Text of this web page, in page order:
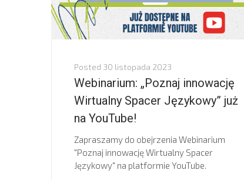
Posted 30 listopada 2023
Webinarium: „Poznaj innowację
Wirtualny Spacer Językowy” już
na YouTube!
Zapraszamy do obejrzenia Webinarium
"Poznaj innowację Wirtualny Spacer
Językowy" na platformie YouTube.